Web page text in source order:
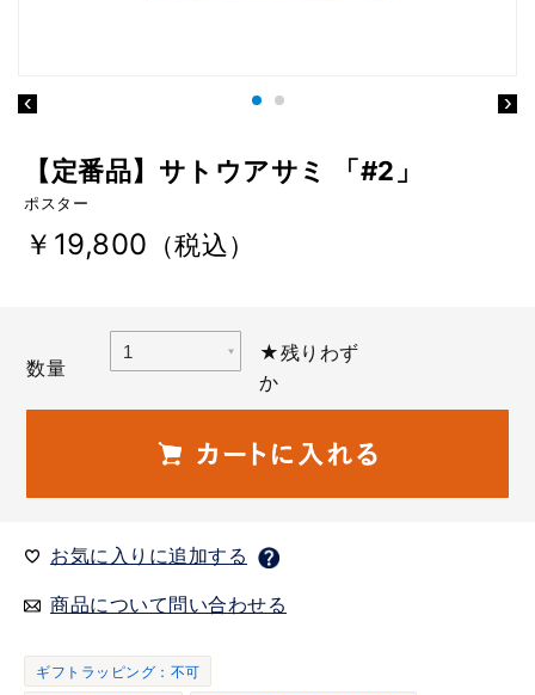
【定番品】サトウアサミ 「#2」
ポスター
￥19,800 （税込）
数量
★残りわず
か
お気に入りに追加する
商品について問い合わせる
ギフトラッピング：不可